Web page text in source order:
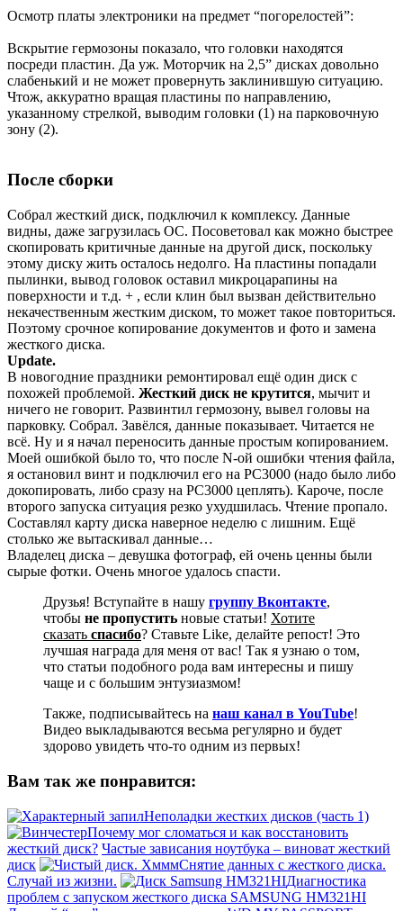
Осмотр платы электроники на предмет “погорелостей”:
Вскрытие гермозоны показало, что головки находятся
посреди пластин. Да уж. Моторчик на 2,5” дисках довольно
слабенький и не может провернуть заклинившую ситуацию.
Чтож, аккуратно вращая пластины по направлению,
указанному стрелкой, выводим головки (1) на парковочную
зону (2).
После сборки
Собрал жесткий диск, подключил к комплексу. Данные
видны, даже загрузилась ОС. Посоветовал как можно быстрее
скопировать критичные данные на другой диск, поскольку
этому диску жить осталось недолго. На пластины попадали
пылинки, вывод головок оставил микроцарапины на
поверхности и т.д. + , если клин был вызван действительно
некачественным жестким диском, то может такое повториться.
Поэтому срочное копирование документов и фото и замена
жесткого диска.
Update.
В новогодние праздники ремонтировал ещё один диск с
похожей проблемой. Жесткий диск не крутится, мычит и
ничего не говорит. Развинтил гермозону, вывел головы на
парковку. Собрал. Завёлся, данные показывает. Читается не
всё. Ну и я начал переносить данные простым копированием.
Моей ошибкой было то, что после N-ой ошибки чтения файла,
я остановил винт и подключил его на PC3000 (надо было либо
докопировать, либо сразу на PC3000 цеплять). Кароче, после
второго запуска ситуация резко ухудшилась. Чтение пропало.
Составлял карту диска наверное неделю с лишним. Ещё
столько же вытаскивал данные…
Владелец диска – девушка фотограф, ей очень ценны были
сырые фотки. Очень многое удалось спасти.
Друзья! Вступайте в нашу группу Вконтакте,
чтобы не пропустить новые статьи! Хотите
сказать спасибо? Ставьте Like, делайте репост! Это
лучшая награда для меня от вас! Так я узнаю о том,
что статьи подобного рода вам интересны и пишу
чаще и с большим энтузиазмом!
Также, подписывайтесь на наш канал в YouTube!
Видео выкладываются весьма регулярно и будет
здорово увидеть что-то одним из первых!
Вам так же понравится:
Неполадки жестких дисков (часть 1)
Почему мог сломаться и как восстановить
жесткий диск? Частые зависания ноутбука – виноват жесткий
диск
Снятие данных с жесткого диска.
Случай из жизни.
Диагностика
проблем с запуском жесткого диска SAMSUNG HM321HI